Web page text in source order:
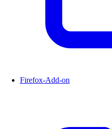
Firefox-Add-on